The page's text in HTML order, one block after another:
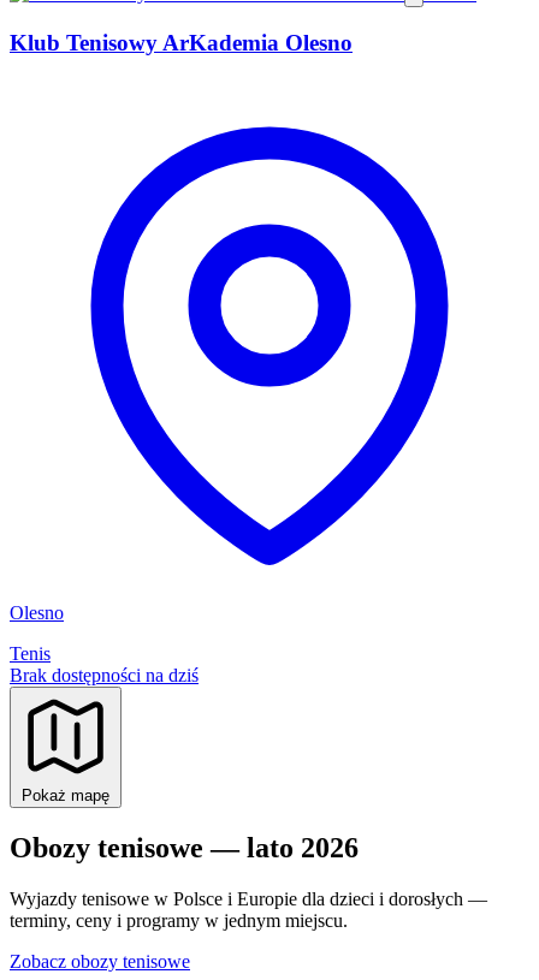
Klub Tenisowy ArKademia Olesno
Olesno
Tenis
Brak dostępności na dziś
Pokaż mapę
Obozy tenisowe — lato 2026
Wyjazdy tenisowe w Polsce i Europie dla dzieci i dorosłych —
terminy, ceny i programy w jednym miejscu.
Zobacz obozy tenisowe